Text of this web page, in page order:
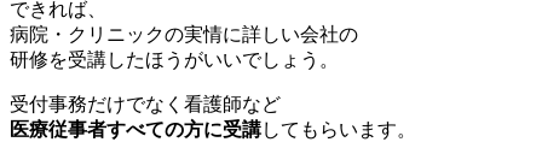
できれば、
病院・クリニックの実情に詳しい会社の
研修を受講したほうがいいでしょう。
受付事務だけでなく看護師など
医療従事者すべての方に受講してもらいます。